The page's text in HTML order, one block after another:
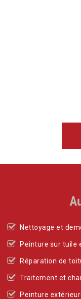
Nettoyage et
Peinture sur tuile
Réparation de
Traitement et
Peinture